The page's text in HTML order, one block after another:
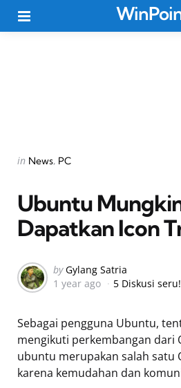
Categories
Posted
in News PC
Ubuntu
Dapatkan Icon
Posted
by
by Gylang Satria
1 year ago
5 Diskusi seru!
Sebagai pengguna Ubuntu,
mengikuti perkembangan dari
ubuntu merupakan salah satu
karena kemudahan dan